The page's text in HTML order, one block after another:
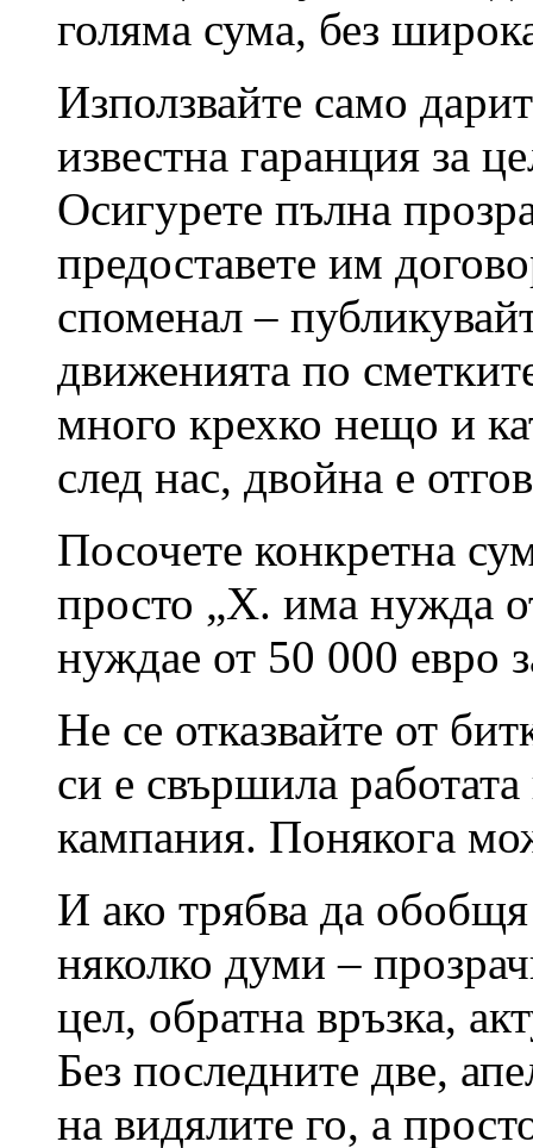
голяма сума, без
Използвайте само
известна гаранция за
Осигурете пълна
предоставете им
споменал –
движенията по
много крехко нещо и
след нас, двойна е
Посочете конкретна
просто „Х. има нужда
нуждае от 50 000 евро
Не се отказвайте от
си е свършила
кампания. Понякога
И ако трябва да
няколко думи –
цел, обратна връзка,
Без последните две,
на видялите го, а